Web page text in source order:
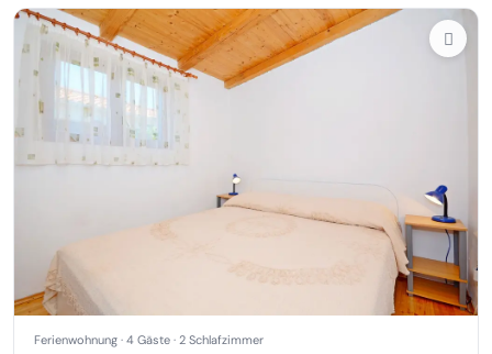
Ferienwohnung · 4 Gäste · 2 Schlafzimmer